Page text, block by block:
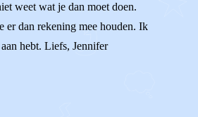
weet wat je dan moet doen.
er dan rekening mee houden. Ik
hebt. Liefs, Jennifer